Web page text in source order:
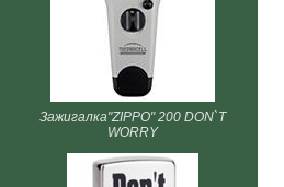
Зажигалка"ZIPPO" 200 DON`T
WORRY